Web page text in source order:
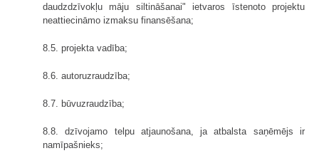
daudzdzīvokļu māju siltināšanai" ietvaros īstenoto projektu
neattiecināmo izmaksu finansēšana;
8.5. projekta vadība;
8.6. autoruzraudzība;
8.7. būvuzraudzība;
8.8. dzīvojamo telpu atjaunošana, ja atbalsta saņēmējs ir
namīpašnieks;